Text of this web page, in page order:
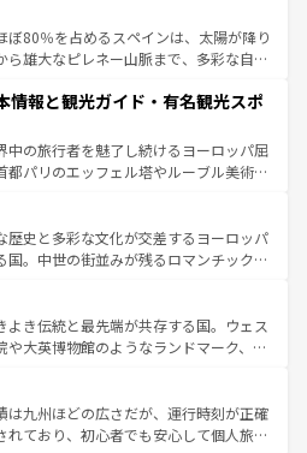
の美しい田園風景やアマルフィ海岸の絶
も見逃せない。観光の合間には、本場の
、絶品のイタリア料理を堪能することも
リアで、忘れられない旅をしてみよう！
ア情報は
ぼ80％を占めるスペインは、太陽が降り
ら雄大なピレネー山脈まで、多彩な自然
国では、情熱的なフラメンコ、熱気あふ
美味しいタパスが生活の一部となってい
ドの洗練された雰囲気や、バルセロナの
角から、地方では古代ローマ遺跡や中世
て風土や気候が異なるスペインはその個
性で訪れる人を魅了する。 なお、新着のスペイン情報は コ
照してほしい。
情報と観光ガイド・有名観光スポ
中の旅行者を魅了し続けるヨーロッパ屈
都パリのエッフェル塔やルーブル美術館
詰まっている。華麗な宮殿、歴史的な大
チ、そして豊かな自然が、訪れる者を心
た、フランスは美食の国としても知ら
の発祥地であるランス、プロヴァンスの
ー畑など、多彩な楽しみ方が可能だ。さ
地域にも魅力が溢れており、どの街角に
ぶとそれぞれで全く異なる文化を体験で
ろう。 なお、新着のフランス情報はコンテンツ一覧
。
歴史と多彩な文化が交差するヨーロッパ
国。中世の街並みが残るロマンチック街
、どこを歩いても飽きることがない。ベ
気、バイエルン州のアルプスの絶景、そ
のワイン畑といった風景は必見。ビール
ひ体験してほしい。 なお、新着の
テンツ一覧を参照してほしい。
よき伝統と最先端が共存する国。ウェス
や大英博物館のようなランドマーク、歴
魅力がある。また、優雅なアフタヌーン
きにはたまらない英国パブ、サッカー観
らこそできる体験も豊富。イギリスを旅
は九州ほどの広さだが、運行時刻が正確
れており、初心者でも安心して個人旅行